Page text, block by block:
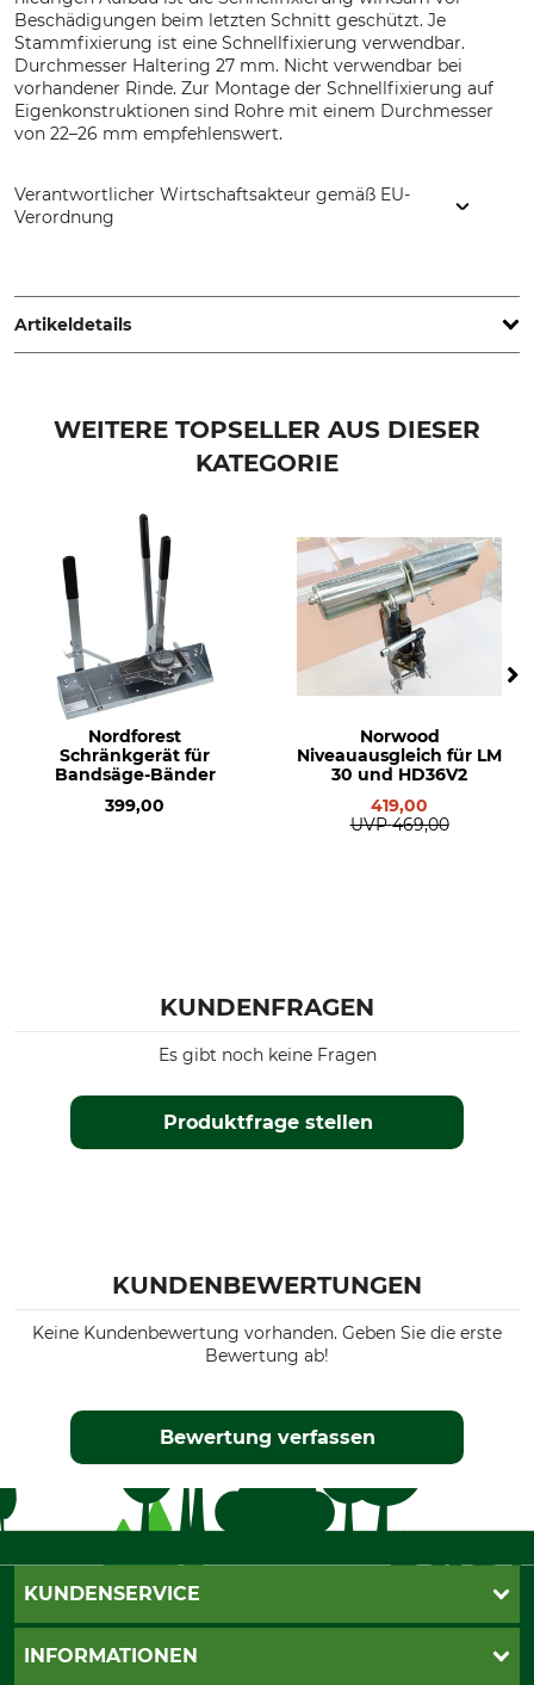
Beschädigungen beim letzten Schnitt geschützt. Je
Stammfixierung ist eine Schnellfixierung verwendbar.
Durchmesser Haltering 27 mm. Nicht verwendbar bei
vorhandener Rinde. Zur Montage der Schnellfixierung auf
Eigenkonstruktionen sind Rohre mit einem Durchmesser
von 22–26 mm empfehlenswert.
Verantwortlicher Wirtschaftsakteur gemäß EU-
Verordnung
www.grube.de
Artikeldetails
Für Sägewerk
Hersteller-Artikel-Nr.
LMNMNV2-CD01
WEITERE TOPSELLER AUS DIESER
KATEGORIE
Nordforest
Schränkgerät für
Bandsäge-Bänder
399,00
Norwood
Niveauausgleich für LM
30 und HD36V2
419,00
UVP 469,00
KUNDENFRAGEN
Produktfrage stellen
Es gibt noch keine Fragen
KUNDENBEWERTUNGEN
Keine Kundenbewertung vorhanden. Geben Sie die erste
Bewertung ab!
Bewertung verfassen
KUNDENSERVICE
Live-Shopping
INFORMATIONEN